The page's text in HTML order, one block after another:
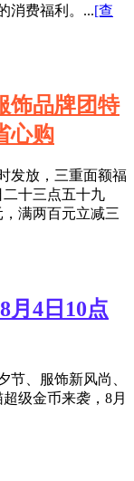
消费福利。...[查
饰品牌团特
心购
发放，三重面额福
十三点五十九
满两百元立减三
月4日10点
节、服饰新风尚、
级金币来袭，8月